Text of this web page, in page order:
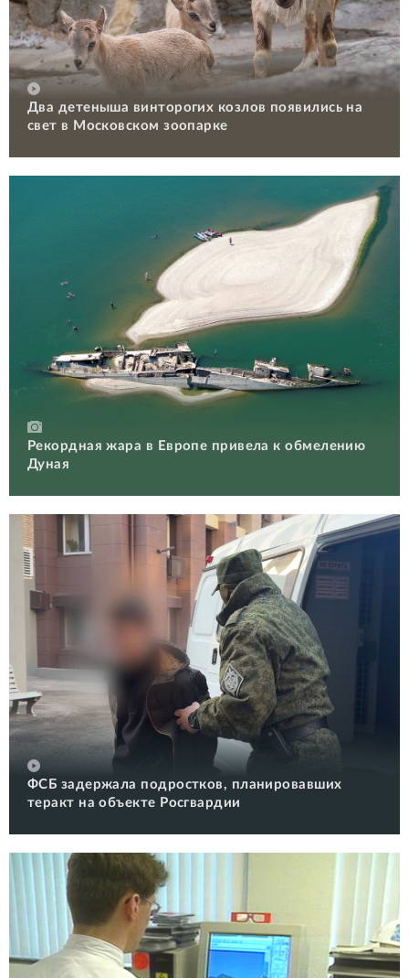
Два детеныша винторогих козлов появились на
свет в Московском зоопарке
Рекордная жара в Европе привела к обмелению
Дуная
ФСБ задержала подростков, планировавших
теракт на объекте Росгвардии